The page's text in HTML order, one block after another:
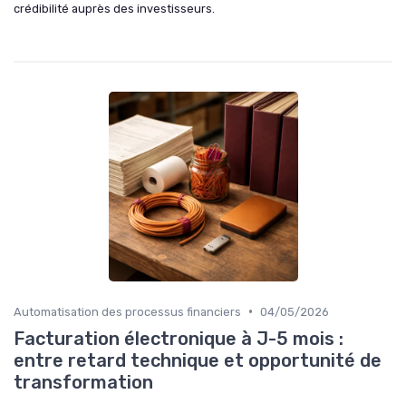
crédibilité auprès des investisseurs.
Automatisation des processus financiers • 04/05/2026
Facturation électronique à J-5 mois :
entre retard technique et opportunité de
transformation